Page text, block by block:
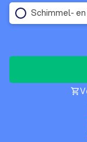
Schimmel-
shopping_cart